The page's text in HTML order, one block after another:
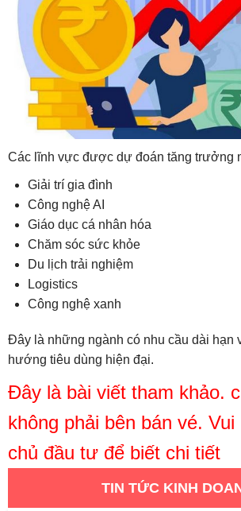
Các lĩnh vực được dự đoán tăng trưởng
Giải trí gia đình
Công nghệ AI
Giáo dục cá nhân hóa
Chăm sóc sức khỏe
Du lịch trải nghiệm
Logistics
Công nghệ xanh
Đây là những ngành có nhu cầu dài hạn
hướng tiêu dùng hiện đại.
Đây là bài viết tham khảo.
không phải bên bán vé. Vui
chủ đầu tư để biết chi tiết
TIN TỨC KINH